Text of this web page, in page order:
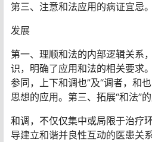
第三、注意和法应用的病证宜忌。
发展
第一、理顺和法的内部逻辑关系
识，明确了应用和法的相关要求
参同，上下和调也”及“调者，和
思想的应用。第三、拓展“和法”的
和调，不仅仅集中或局限于治疗
导建立和谐并良性互动的医患关